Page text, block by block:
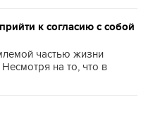
к согласию с собой
частью жизни
на то, что в